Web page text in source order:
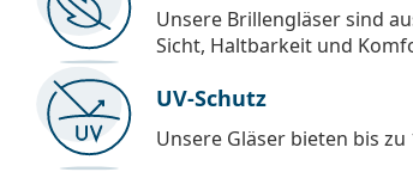
Unsere Brillengläser sind
Sicht, Haltbarkeit und
UV-Schutz
Unsere Gläser bieten bis